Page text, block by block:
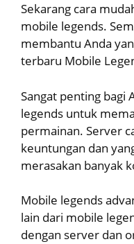
Sekarang cara
mobile legends.
membantu Anda
terbaru Mobile
Sangat penting bagi
legends untuk
permainan. Server
keuntungan dan
merasakan banyak
Mobile legends
lain dari mobile
dengan server dan